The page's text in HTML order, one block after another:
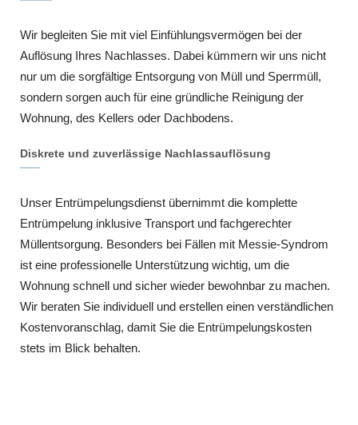
Wir begleiten Sie mit viel Einfühlungsvermögen bei der
Auflösung Ihres Nachlasses. Dabei kümmern wir uns nicht
nur um die sorgfältige Entsorgung von Müll und Sperrmüll,
sondern sorgen auch für eine gründliche Reinigung der
Wohnung, des Kellers oder Dachbodens.
Diskrete und zuverlässige Nachlassauflösung
Unser Entrümpelungsdienst übernimmt die komplette
Entrümpelung inklusive Transport und fachgerechter
Müllentsorgung. Besonders bei Fällen mit Messie-Syndrom
ist eine professionelle Unterstützung wichtig, um die
Wohnung schnell und sicher wieder bewohnbar zu machen.
Wir beraten Sie individuell und erstellen einen verständlichen
Kostenvoranschlag, damit Sie die Entrümpelungskosten
stets im Blick behalten.